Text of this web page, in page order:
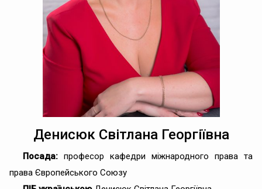
Денисюк Світлана Георгіївна
Посада:професор кафедри міжнародного права та
права Європейського Союзу